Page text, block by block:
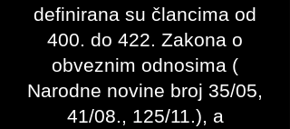
definirana su člancima od
400. do 422. Zakona o
obveznim odnosima (
Narodne novine broj 35/05,
41/08., 125/11.), a